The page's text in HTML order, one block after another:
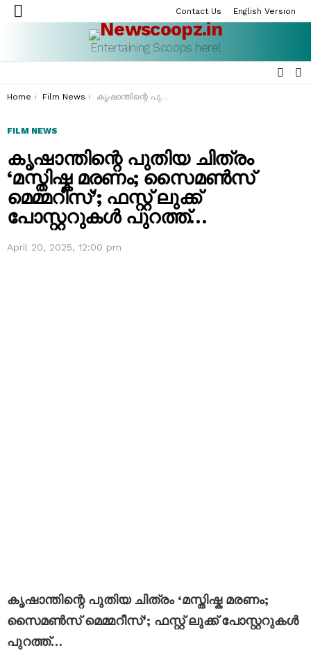
Menu
Contact Us English Version
Entertaining Scoops here!
You are here:
Home Film News കൃഷാന്തിന്റെ പുതിയ ചിത്രം ‘മസ്തിഷ്ക മരണം; സൈമൺസ് മെമ്മറീസ്’; ഫസ്റ്റ് ലുക്ക് പോസ്റ്ററുകൾ പുറത്ത്…
FILM NEWS
കൃഷാന്തിന്റെ പുതിയ ചിത്രം
‘മസ്തിഷ്ക മരണം; സൈമൺസ്
മെമ്മറീസ്’; ഫസ്റ്റ് ലുക്ക്
പോസ്റ്ററുകൾ പുറത്ത്…
April 20, 2025, 12:00 pm
കൃഷാന്തിന്റെ പുതിയ ചിത്രം ‘മസ്തിഷ്ക മരണം;
സൈമൺസ് മെമ്മറീസ്’; ഫസ്റ്റ് ലുക്ക് പോസ്റ്ററുകൾ
പുറത്ത്…